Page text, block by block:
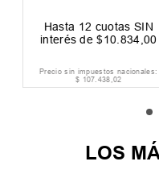
Hasta 12 cuotas SIN
interés de$10 834 00
Precio sin impuestos nacionales:
$ 107.438,02
LOS